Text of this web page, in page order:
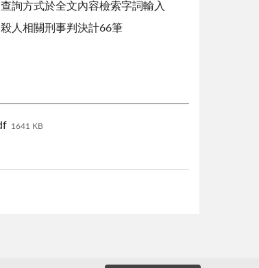
詢方式於全文內容檢索字詞輸入
人相關刑事判決計66筆
1641 KB